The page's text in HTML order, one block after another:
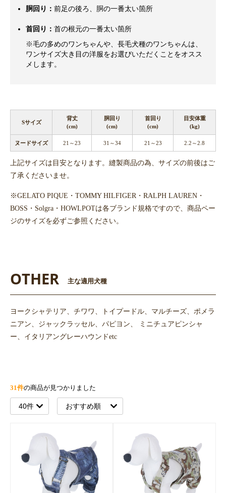
胴回り： 前足の後ろ、胴の一番太い箇所
首回り： 首の根元の一番太い箇所
※毛の多めのワンちゃんや、長毛犬種のワンちゃんは、
ワンサイズ大き目の洋服をお選びいただくことをオスス
メします。
Sサイズ
背丈
(cm)
胴回り
(cm)
首回り
(cm)
目安体重
(kg)
ヌードサイズ 21～23 31～34 21～23 2.2～2.8
上記サイズは目安となります。縫製商品の為、サイズの前後はご
了承くださいませ。
※GELATO PIQUE・TOMMY HILFIGER・RALPH LAUREN・
BOSS・Solgra・HOWLPOTは各ブランド規格ですので、商品ペー
ジのサイズを必ずご参照ください。
OTHER 主な適用犬種
ヨークシャテリア、チワワ、トイプードル、マルチーズ、ポメラ
ニアン、ジャックラッセル、パピヨン、 ミニチュアピンシャ
ー、イタリアングレーハウンドetc
31件の商品が見つかりました